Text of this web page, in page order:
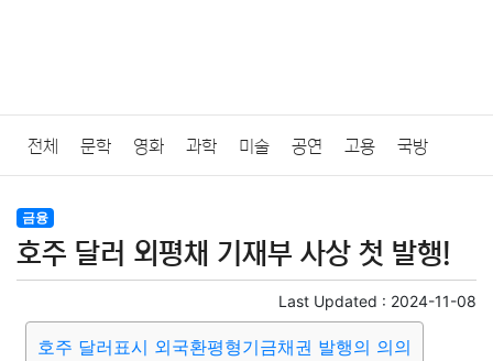
전체 문학 영화 과학 미술 공연 고용 국방
법률
질병 가요 방송 일상 주식 암호화폐 블록체인
결혼 육아 반려동물 패션 미용 증권 인테리어
금융
호주 달러 외평채 기재부 사상 첫 발행!
Last Updated : 2024-11-08
호주 달러표시 외국환평형기금채권 발행의 의의